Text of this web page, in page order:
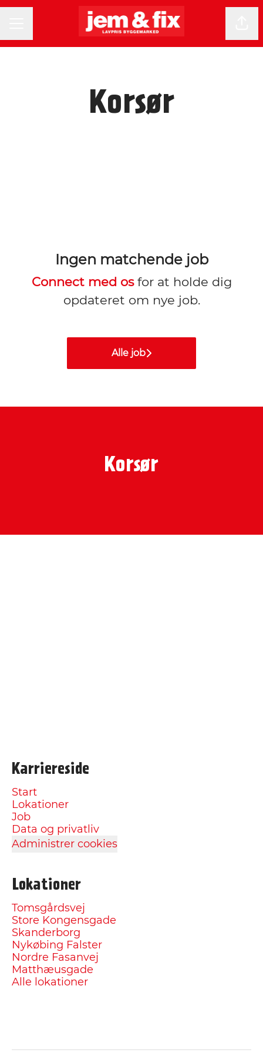
Korsør
Ingen matchende job
Connect med osfor at holde dig
opdateret om nye job.
Alle job
Korsør
Karriereside
Start
Lokationer
Job
Data og privatliv
Administrer cookies
Lokationer
Tomsgårdsvej
Store Kongensgade
Skanderborg
Nykøbing Falster
Nordre Fasanvej
Matthæusgade
Alle lokationer